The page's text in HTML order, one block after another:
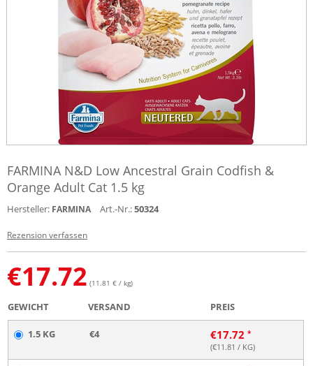
FARMINA N&D Low Ancestral Grain Codfish &
Orange Adult Cat 1.5 kg
Hersteller: FARMINA Art.-Nr.:50324
Rezension verfassen
€17.72 (11.81 € / kg)
GEWICHT VERSAND PREIS
1.5 KG €4 €17.72
(€11.81 / KG)